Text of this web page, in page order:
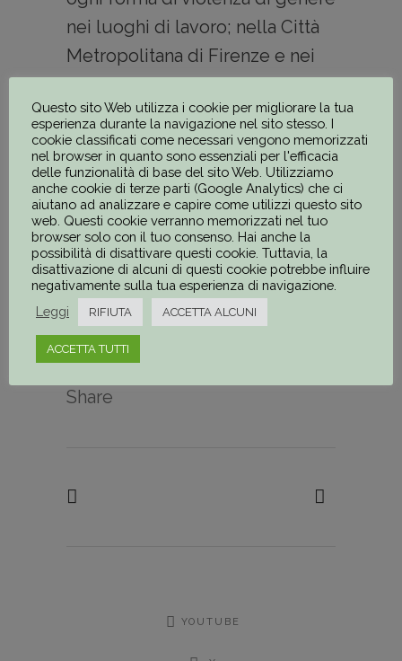
nei luoghi di lavoro; nella Città
Metropolitana di Firenze e nei
comuni di Prato e Pistoia,
attraverso percorsi sociosanitari
di consulenza legale e formativi
per tutte le donne che sentono
lesa la loro dignità di lavoratrici.
Progetto finanziato nel 2019
Share
YOUTUBE
Questo sito Web utilizza i cookie per migliorare la tua
esperienza durante la navigazione nel sito stesso. I
cookie classificati come necessari vengono memorizzati
nel browser in quanto sono essenziali per l'efficacia
delle funzionalità di base del sito Web. Utilizziamo
anche cookie di terze parti (Google Analytics) che ci
aiutano ad analizzare e capire come utilizzi questo sito
web. Questi cookie verranno memorizzati nel tuo
browser solo con il tuo consenso. Hai anche la
possibilità di disattivare questi cookie. Tuttavia, la
disattivazione di alcuni di questi cookie potrebbe influire
negativamente sulla tua esperienza di navigazione.
Leggi
RIFIUTA ACCETTA ALCUNI
ACCETTA TUTTI